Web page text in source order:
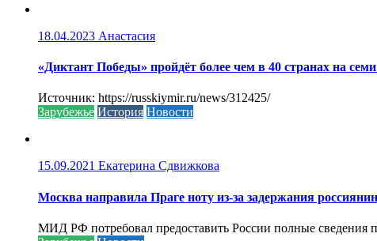
18.04.2023 Анастасия
«Диктант Победы» пройдёт более чем в 40 странах на
Источник: https://russkiymir.ru/news/312425/
Зарубежье История Новости
15.09.2021 Екатерина Сдвижкова
Москва направила Праге ноту из-за задержания
МИД РФ потребовал предоставить России полные сведения